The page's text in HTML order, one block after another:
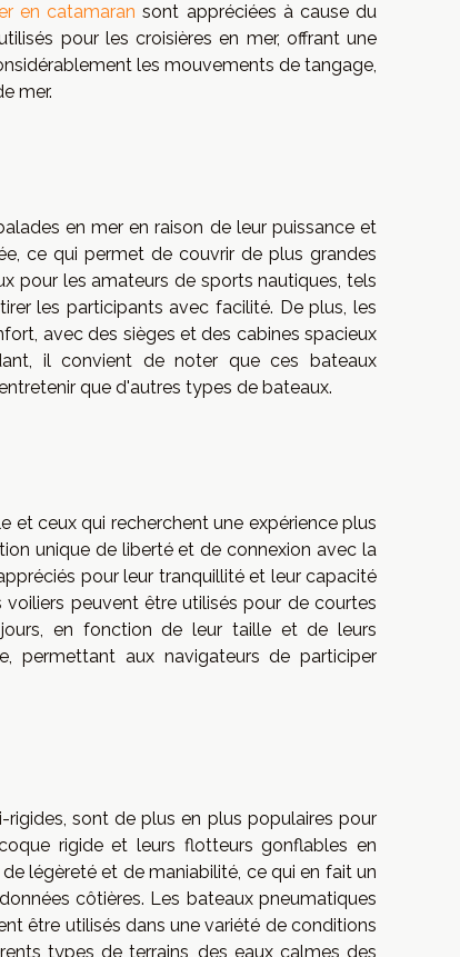
en catamaran sont appréciées à cause du
pour les croisières en mer, offrant une
les mouvements de tangage,
mer.
en mer en raison de leur puissance et
ce qui permet de couvrir de plus grandes
pour les amateurs de sports nautiques, tels
les participants avec facilité. De plus, les
avec des sièges et des cabines spacieux
il convient de noter que ces bateaux
que d'autres types de bateaux.
et ceux qui recherchent une expérience plus
unique de liberté et de connexion avec la
pour leur tranquillité et leur capacité
peuvent être utilisés pour de courtes
en fonction de leur taille et de leurs
permettant aux navigateurs de participer
sont de plus en plus populaires pour
rigide et leurs flotteurs gonflables en
légèreté et de maniabilité, ce qui en fait un
côtières. Les bateaux pneumatiques
être utilisés dans une variété de conditions
types de terrains, des eaux calmes des